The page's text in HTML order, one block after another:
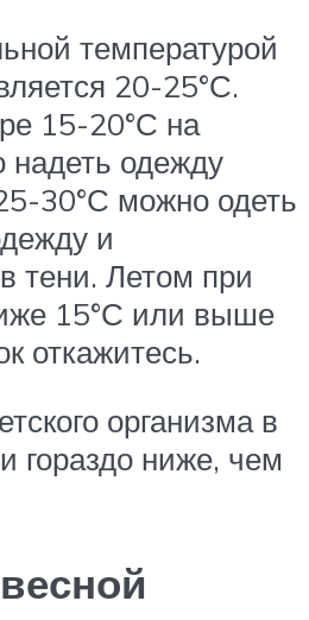
температурой
20-25°С.
15-20°С на
одежду
30°С можно одеть
и
тени. Летом при
15°С или выше
откажитесь.
организма в
гораздо ниже, чем